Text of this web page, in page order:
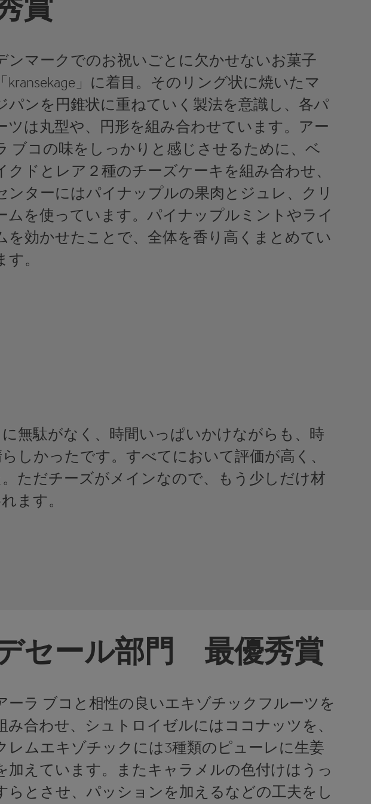
賞
ンマークでのお祝いごとに欠かせないお菓子
「kransekage」に着目。そのリング状に焼いたマ
パンを円錐状に重ねていく製法を意識し、各パ
ツは丸型や、円形を組み合わせています。アー
ブコの味をしっかりと感じさせるために、ベ
クドとレア２種のチーズケーキを組み合わせ、
ンターにはパイナップルの果肉とジュレ、クリ
ムを使っています。パイナップルミントやライ
を効かせたことで、全体を香り高くまとめてい
す。
無駄がなく、時間いっぱいかけながらも、時
しかったです。すべてにおいて評価が高く、
ただチーズがメインなので、もう少しだけ材
ます。
セール部門 最優秀賞
ーラ ブコと相性の良いエキゾチックフルーツを
み合わせ、シュトロイゼルにはココナッツを、
レムエキゾチックには3種類のピューレに生姜
加えています。またキャラメルの色付けはうっ
らとさせ、パッションを加えるなどの工夫をし